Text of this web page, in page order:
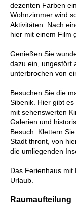
dezenten Farben
Wohnzimmer wird
Aktivitäten. Nach
hier mit einem Film
Genießen Sie
dazu ein, ungestört
unterbrochen von
Besuchen Sie die
Sibenik. Hier gibt
mit sehenswerten
Galerien und
Besuch. Klettern
Stadt thront, von
die umliegenden
Das Ferienhaus mit
Urlaub.
Raumaufteilung